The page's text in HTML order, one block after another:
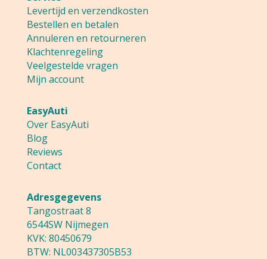
Levertijd en verzendkosten
Bestellen en betalen
Annuleren en retourneren
Klachtenregeling
Veelgestelde vragen
Mijn account
EasyAuti
Over EasyAuti
Blog
Reviews
Contact
Adresgegevens
Tangostraat 8
6544SW Nijmegen
KVK: 80450679
BTW: NL003437305B53